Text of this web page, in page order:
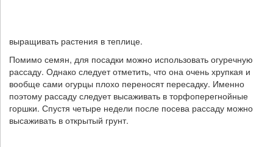
выращивать растения в теплице.
Помимо семян, для посадки можно использовать огуречную
рассаду. Однако следует отметить, что она очень хрупкая и
вообще сами огурцы плохо переносят пересадку. Именно
поэтому рассаду следует высаживать в торфоперегнойные
горшки. Спустя четыре недели после посева рассаду можно
высаживать в открытый грунт.